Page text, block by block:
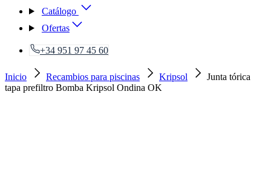
Catálogo
Ofertas
+34 951 97 45 60
Inicio Recambios para piscinas Kripsol
Junta tórica
tapa prefiltro Bomba Kripsol Ondina OK